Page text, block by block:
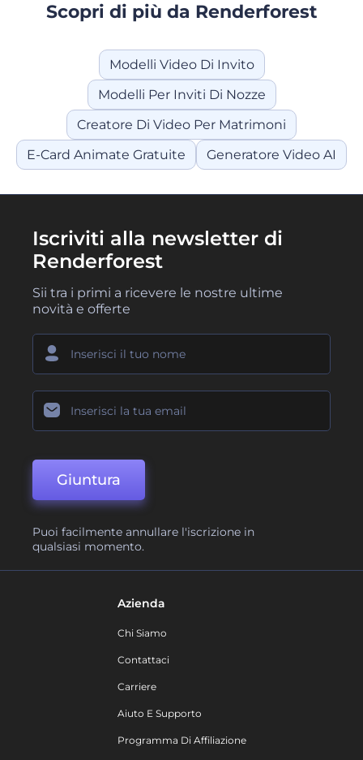
Scopri di più da Renderforest
Modelli Video Di Invito
Modelli Per Inviti Di Nozze
Creatore Di Video Per Matrimoni
E-Card Animate Gratuite
Generatore Video AI
Iscriviti alla newsletter di
Renderforest
Sii tra i primi a ricevere le nostre ultime
novità e offerte
Giuntura
Puoi facilmente annullare l'iscrizione in
qualsiasi momento.
Azienda
Chi Siamo
Contattaci
Carriere
Aiuto E Supporto
Programma Di Affiliazione